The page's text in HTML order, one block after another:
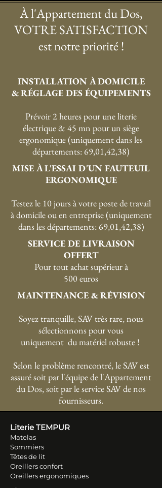
À l'Appartement du Dos,
VOTRE SATISFACTION
est notre priorité !
INSTALLATION À DOMICILE
& RÉGLAGE DES ÉQUIPEMENTS
Prévoir 2 heures pour une literie
électrique & 45 mn pour un siège
ergonomique (uniquement dans les
départements: 69,01,42,38)
MISE À L'ESSAI D'UN FAUTEUIL
ERGONOMIQUE
Testez le 10 jours à votre poste de travail
à domicile ou en entreprise (uniquement
dans les départements: 69,01,42,38)
SERVICE DE LIVRAISON
OFFERT
Pour tout achat supérieur à
500 euros
MAINTENANCE & RÉVISION
Soyez tranquille, SAV très rare, nous
sélectionnons pour vous
uniquement du matériel robuste !
Selon le problème rencontré, le SAV est
assuré soit par l'équipe de l'Appartement
du Dos, soit par le service SAV de nos
fournisseurs.
Literie TEMPUR
Matelas
Sommiers
Têtes de lit
Oreillers confort
Oreillers ergonomiques